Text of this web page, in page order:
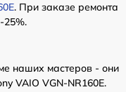
. При заказе ремонта
25%.
наших мастеров - они
VAIO VGN-NR160E.